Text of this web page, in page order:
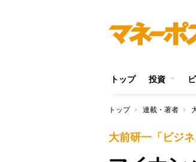
トップ 投資
トップ 連載・著者
大前研一「ビジ